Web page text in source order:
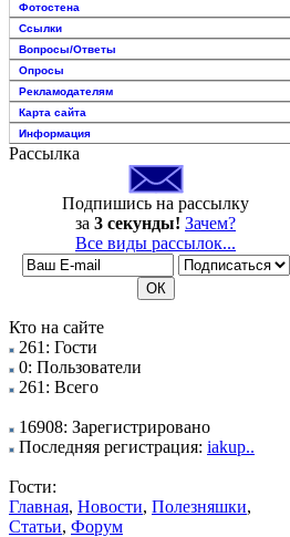
Фотостена
Ссылки
Вопросы/Ответы
Опросы
Рекламодателям
Карта сайта
Информация
Рассылка
Подпишись на рассылку
за 3 секунды! Зачем?
Все виды рассылок...
Кто на сайте
261: Гости
0: Пользователи
261: Всего
16908: Зарегистрировано
Последняя регистрация: iakup..
Гости:
Главная, Новости, Полезняшки,
Статьи, Форум